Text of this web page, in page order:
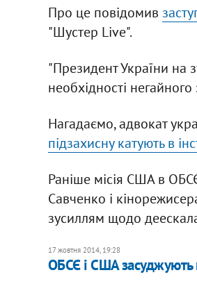
Про це повідомив
"Шустер Live".
"Президент України на
необхідності
Нагадаємо, адвокат
підзахисну катують в
Раніше місія США в
Савченко і
зусиллям щодо
17 жовтня 2014, 19:28
ОБСЄ і США засуджують